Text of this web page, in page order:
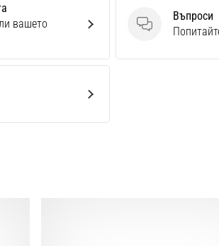
вашето
Въпроси
Въпроси